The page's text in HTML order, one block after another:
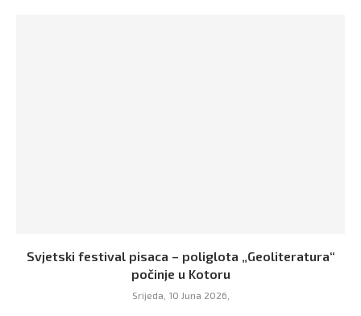
Svjetski festival pisaca – poliglota „Geoliteratura“
počinje u Kotoru
Srijeda, 10 Juna 2026,